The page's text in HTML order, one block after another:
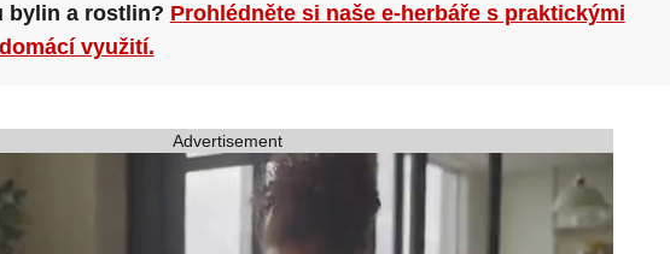
bylin a rostlin? Prohlédněte si naše e-herbáře s praktickými
využití.
Advertisement